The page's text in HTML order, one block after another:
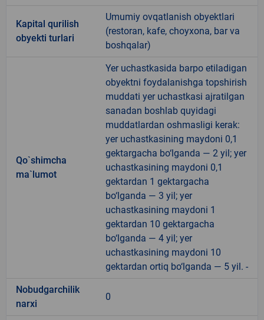
Kapital qurilish
obyekti turlari
Umumiy ovqatlanish obyektlari
(restoran, kafe, choyxona, bar va
boshqalar)
Qo`shimcha
ma`lumot
Yer uchastkasida barpo etiladigan
obyektni foydalanishga topshirish
muddati yer uchastkasi ajratilgan
sanadan boshlab quyidagi
muddatlardan oshmasligi kerak:
yer uchastkasining maydoni 0,1
gektargacha bo‘lganda — 2 yil; yer
uchastkasining maydoni 0,1
gektardan 1 gektargacha
bo‘lganda — 3 yil; yer
uchastkasining maydoni 1
gektardan 10 gektargacha
bo‘lganda — 4 yil; yer
uchastkasining maydoni 10
gektardan ortiq bo‘lganda — 5 yil. -
Nobudgarchilik
narxi
0